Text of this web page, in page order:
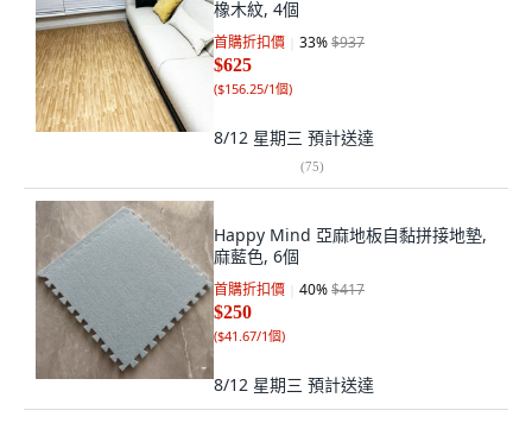
橡木紋, 4個
首購折扣價 33%$937
$625
($156.25/1個)
8/12 星期三 預計送達
(75)
Happy Mind 亞麻地板自黏拼接地墊,
麻藍色, 6個
首購折扣價 40%$417
$250
($41.67/1個)
8/12 星期三 預計送達